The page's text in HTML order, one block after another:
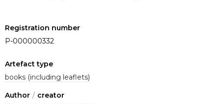
Registration number
P-000000332
Artefact type
books (including leaflets)
Author / creator